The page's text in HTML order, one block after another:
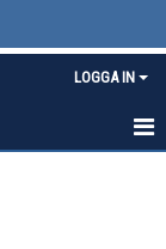
LOGGA IN